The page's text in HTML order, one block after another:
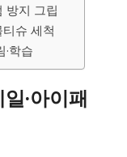
방지 그립
티슈 세척
·학습
·아이패